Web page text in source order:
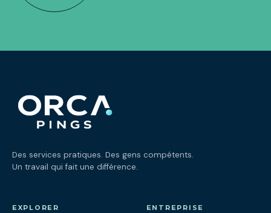
Des services pratiques. Des gens compétents.
Un travail qui fait une différence.
EXPLORER ENTREPRISE